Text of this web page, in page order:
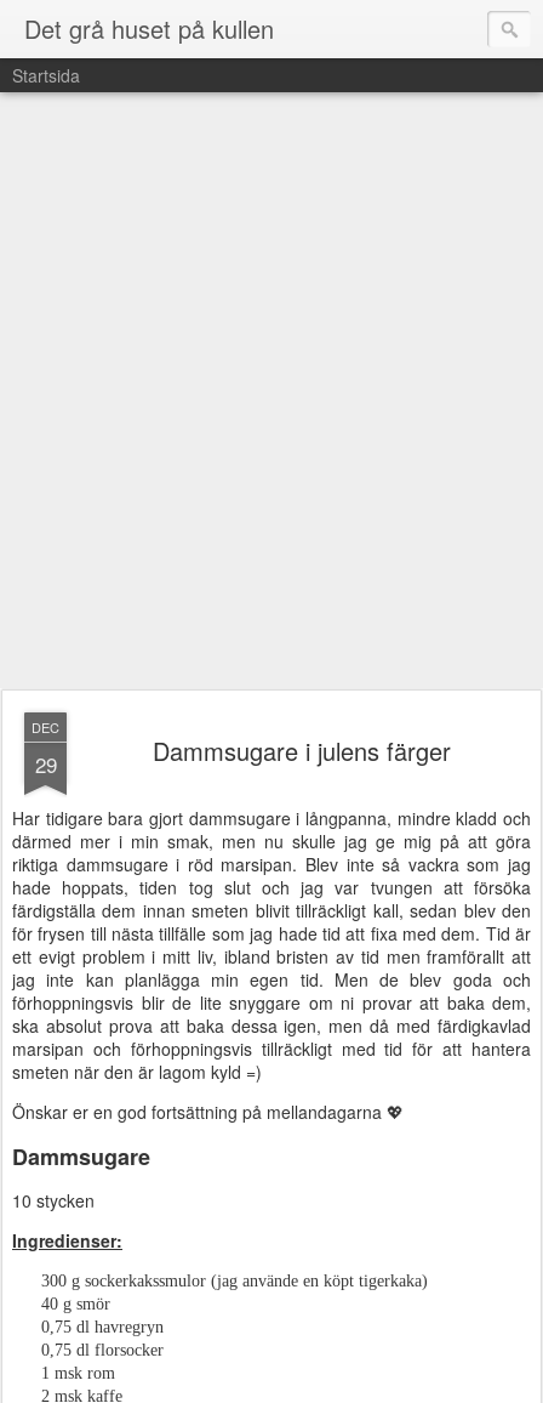
Det grå huset på kullen
Startsida
DEC
29 Dammsugare i julens färger
Har tidigare bara gjort dammsugare i långpanna, mindre kladd och
därmed mer i min smak, men nu skulle jag ge mig på att göra
riktiga dammsugare i röd marsipan. Blev inte så vackra som jag
hade hoppats, tiden tog slut och jag var tvungen att försöka
färdigställa dem innan smeten blivit tillräckligt kall, sedan blev den
för frysen till nästa tillfälle som jag hade tid att fixa med dem. Tid är
ett evigt problem i mitt liv, ibland bristen av tid men framförallt att
jag inte kan planlägga min egen tid. Men de blev goda och
förhoppningsvis blir de lite snyggare om ni provar att baka dem,
ska absolut prova att baka dessa igen, men då med färdigkavlad
marsipan och förhoppningsvis tillräckligt med tid för att hantera
smeten när den är lagom kyld =)
Önskar er en god fortsättning på mellandagarna 💖
Dammsugare
10 stycken
Ingredienser:
300 g sockerkakssmulor (jag använde en köpt tigerkaka)
40 g smör
0,75 dl havregryn
0,75 dl florsocker
1 msk rom
2 msk kaffe